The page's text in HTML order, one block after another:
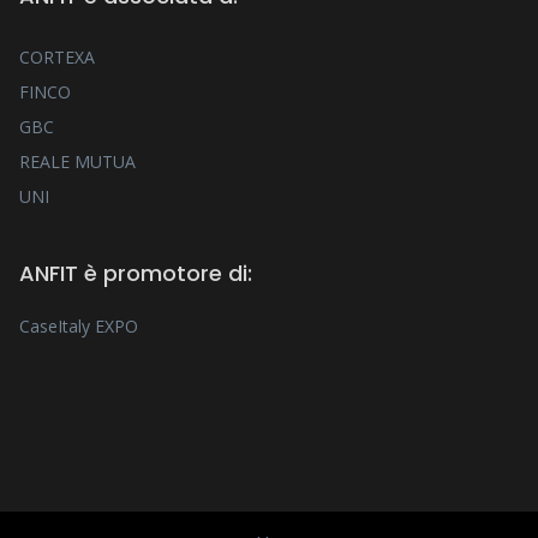
CORTEXA
FINCO
GBC
REALE MUTUA
UNI
ANFIT è promotore di:
CaseItaly EXPO